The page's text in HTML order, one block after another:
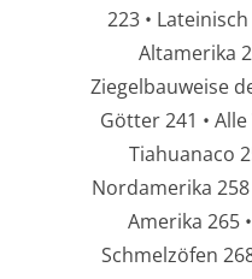
223 •
Altamerika
Ziegelbauweise
Götter 241 •
Tiahuanaco
Nordamerika
Amerika 265
Schmelzöfen